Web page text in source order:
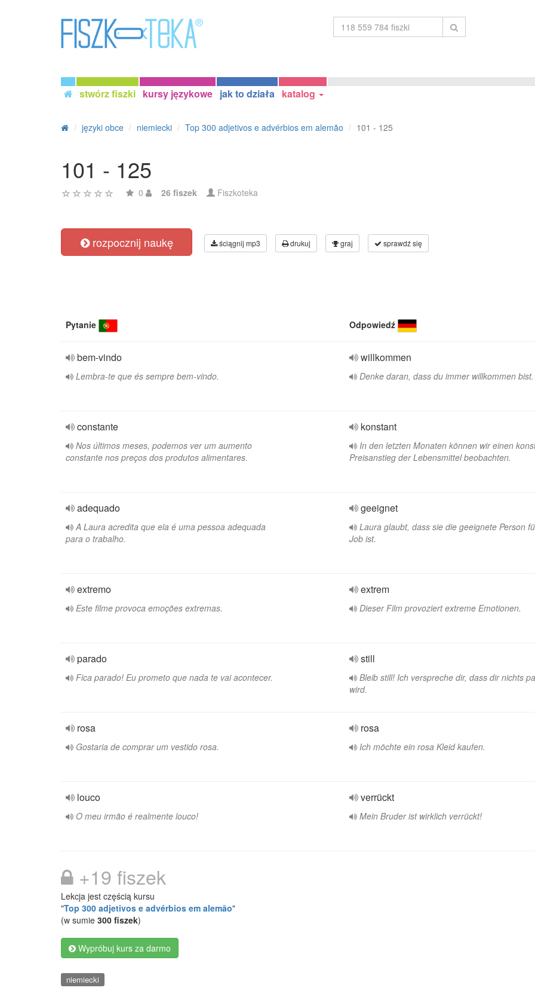
stwórz fiszki kursy językowe jak to działa katalog
języki obce niemiecki Top 300 adjetivos e advérbios em alemão 101 - 125
101 - 125
0 26 fiszek Fiszkoteka
rozpocznij naukę ściągnij mp3 drukuj graj sprawdź się
Pytanie Odpowiedź
bem-vindo
Lembra-te que és sempre bem-vindo.
willkommen
Denke daran, dass du immer willkommen bist.
constante
Nos últimos meses, podemos ver um aumento
constante nos preços dos produtos alimentares.
konstant
In den letzten Monaten können wir einen
Preisanstieg der Lebensmittel beobachten.
adequado
A Laura acredita que ela é uma pessoa adequada
para o trabalho.
geeignet
Laura glaubt, dass sie die geeignete Person
Job ist.
extremo
Este filme provoca emoções extremas.
extrem
Dieser Film provoziert extreme Emotionen.
parado
Fica parado! Eu prometo que nada te vai acontecer.
still
Bleib still! Ich verspreche dir, dass dir nichts
wird.
rosa
Gostaria de comprar um vestido rosa.
rosa
Ich möchte ein rosa Kleid kaufen.
louco
O meu irmão é realmente louco!
verrückt
Mein Bruder ist wirklich verrückt!
+19 fiszek
Lekcja jest częścią kursu
"Top 300 adjetivos e advérbios em alemão"
(w sumie 300 fiszek)
Wypróbuj kurs za darmo
niemiecki